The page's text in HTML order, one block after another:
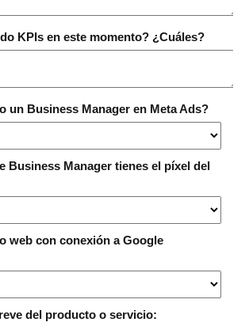
KPIs en este momento? ¿Cuáles?
un Business Manager en Meta Ads?
Business Manager tienes el píxel del
web con conexión a Google
del producto o servicio: